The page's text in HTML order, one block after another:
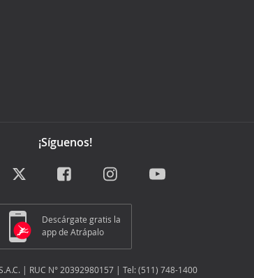
¡Síguenos!
Descárgate gratis la
app de Atrápalo
S.A.C. | RUC N° 20392980157 | Tel: (511) 748-1400